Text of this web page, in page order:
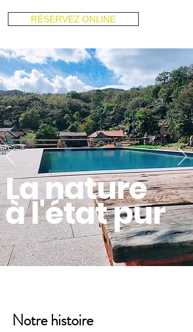
RÉSERVEZ ONLINE
La nature
à l'état pur
Notre histoire